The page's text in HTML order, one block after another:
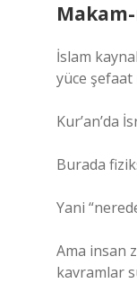
İslam
yüce şefaat
Kur’an’da
Burada
Yani
Ama insan
kavramlar